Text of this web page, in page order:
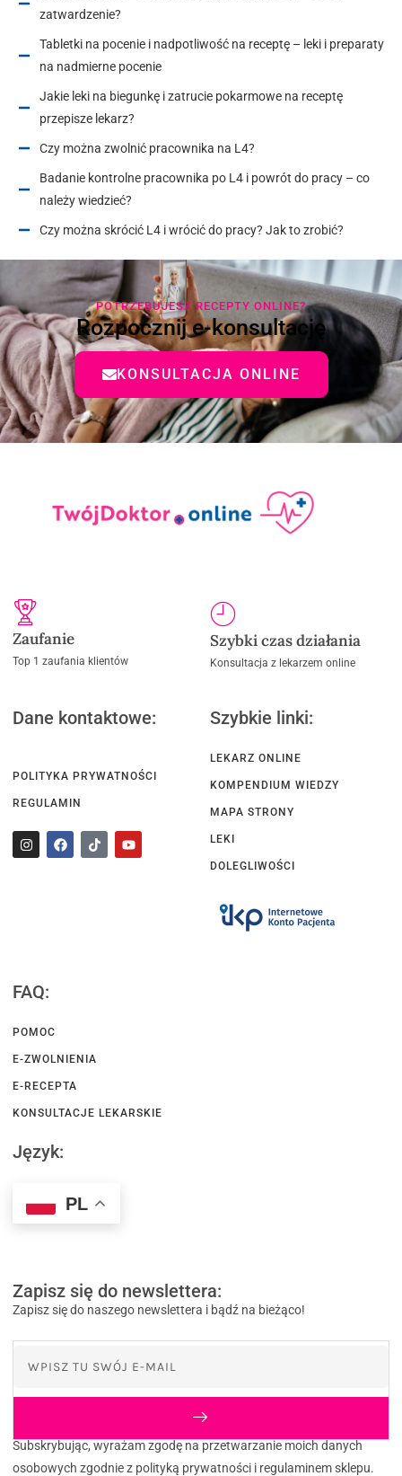
zatwardzenie?
Tabletki na pocenie i nadpotliwość na receptę – leki i preparaty
na nadmierne pocenie
Jakie leki na biegunkę i zatrucie pokarmowe na receptę
przepisze lekarz?
Czy można zwolnić pracownika na L4?
Badanie kontrolne pracownika po L4 i powrót do pracy – co
należy wiedzieć?
Czy można skrócić L4 i wrócić do pracy? Jak to zrobić?
POTRZEBUJESZ RECEPTY ONLINE?
Rozpocznij e-konsultację
KONSULTACJA ONLINE
Zaufanie
Top 1 zaufania klientów
Szybki czas działania
Konsultacja z lekarzem online
Dane kontaktowe:
POLITYKA PRYWATNOŚCI
REGULAMIN
Szybkie linki:
LEKARZ ONLINE
KOMPENDIUM WIEDZY
MAPA STRONY
LEKI
DOLEGLIWOŚCI
FAQ:
POMOC
E-ZWOLNIENIA
E-RECEPTA
KONSULTACJE LEKARSKIE
Język:
PL
Zapisz się do newslettera:
Zapisz się do naszego newslettera i bądź na bieżąco!
Subskrybując, wyrażam zgodę na przetwarzanie moich danych
osobowych zgodnie z polityką prywatności i regulaminem sklepu.